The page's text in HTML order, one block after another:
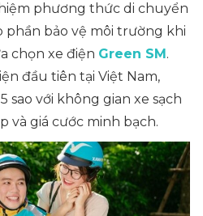
phương thức di chuyển
phần bảo vệ môi trường khi
chọn xe điện Green SM.
đầu tiên tại Việt Nam,
sao với không gian xe sạch
và giá cước minh bạch.